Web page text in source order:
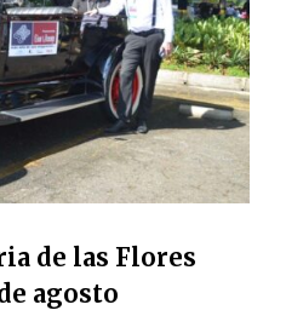
de las Flores
agosto